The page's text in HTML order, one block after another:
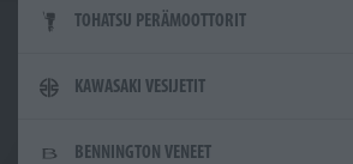
TOHATSU PERÄMOOTTORIT
KAWASAKI VESIJETIT
BENNINGTON VENEET